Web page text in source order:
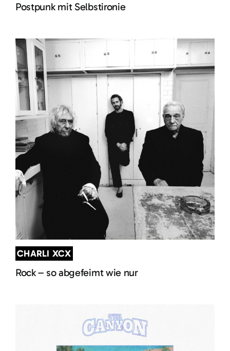
Postpunk mit Selbstironie
CHARLI XCX
Rock – so abgefeimt wie nur